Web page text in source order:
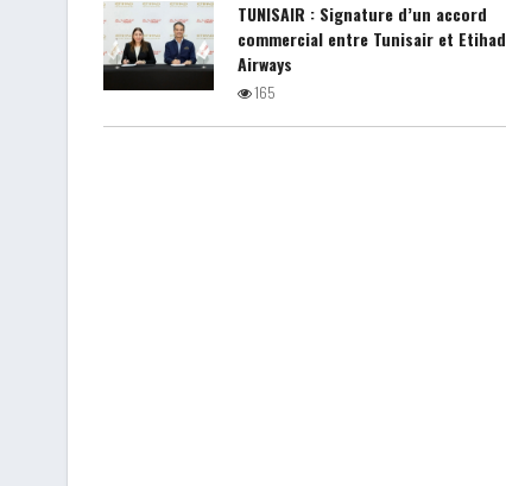
TUNISAIR : Signature d’un accord
commercial entre Tunisair et Etihad
Airways
165